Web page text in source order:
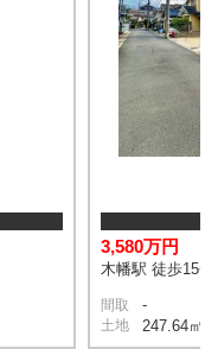
3,580万円
木幡駅 徒歩15
間取 -
土地 247.64㎡